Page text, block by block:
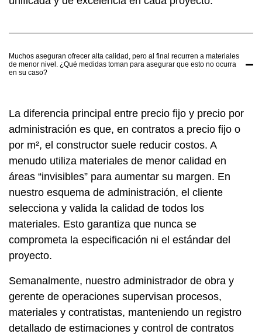
Muchos aseguran ofrecer alta calidad, pero al final recurren a materiales
de menor nivel. ¿Qué medidas toman para asegurar que esto no ocurra
en su caso?
La diferencia principal entre precio fijo y precio por
administración es que, en contratos a precio fijo o
por m², el constructor suele reducir costos. A
menudo utiliza materiales de menor calidad en
áreas “invisibles” para aumentar su margen. En
nuestro esquema de administración, el cliente
selecciona y valida la calidad de todos los
materiales. Esto garantiza que nunca se
comprometa la especificación ni el estándar del
proyecto.
Semanalmente, nuestro administrador de obra y
gerente de operaciones supervisan procesos,
materiales y contratistas, manteniendo un registro
detallado de estimaciones y control de contratos